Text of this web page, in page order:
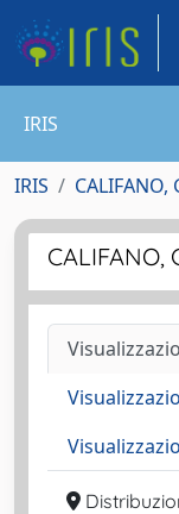
IRIS
IRIS CALIFANO,
CALIFANO,